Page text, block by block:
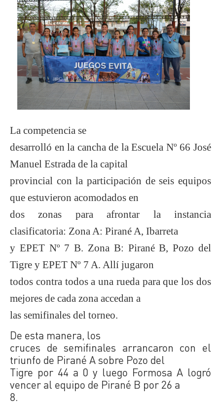
La competencia se
desarrolló en la cancha de la Escuela Nº 66 José
Manuel Estrada de la capital
provincial con la participación de seis equipos
que estuvieron acomodados en
dos zonas para afrontar la instancia
clasificatoria: Zona A: Pirané A, Ibarreta
y EPET Nº 7 B. Zona B: Pirané B, Pozo del
Tigre y EPET Nº 7 A. Allí jugaron
todos contra todos a una rueda para que los dos
mejores de cada zona accedan a
las semifinales del torneo.
De esta manera, los
cruces de semifinales arrancaron con el
triunfo de Pirané A sobre Pozo del
Tigre por 44 a 0 y luego Formosa A logró
vencer al equipo de Pirané B por 26 a
8.